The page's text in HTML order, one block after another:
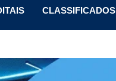
CLASSIFICADOS